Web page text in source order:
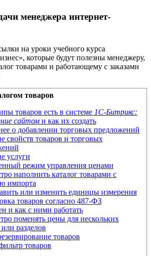
менеджера интернет-
на уроки учебного курса
которые будут полезны менеджеру,
товарами и работающему с заказами
товаров
товаров есть в системе 1С-Битрикс:
сайтом и как их создать
о добавлении торговых предложений
свойств товаров и торговых
услуги
режим управления ценами
наполнить каталог товарами с
импорта
или изменить единицы измерения
товаров согласно 487-ФЗ
и как с ними работать
поменять цены для нескольких
разделов
товаров
товаров